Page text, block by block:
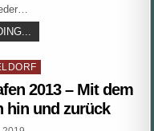
BAHN
FLUGHAFEN
SKYTRAIN
DÜSSELDORF
AIRPORT
2013 – Mit dem
hin und zurück